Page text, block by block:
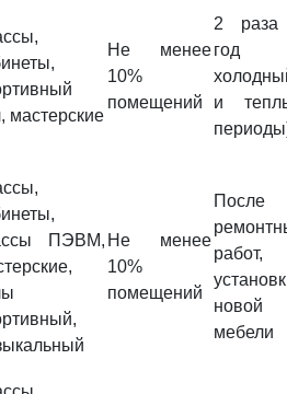
мастерские
Не менее
10%
помещений
2
год
и
ПЭВМ, Не менее
10%
помещений
После
работ,
новой
мебели